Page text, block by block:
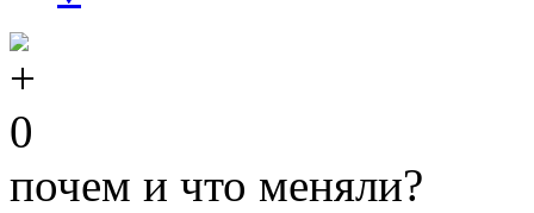
0
почем и что меняли?